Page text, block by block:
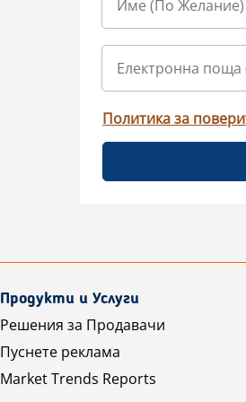
Политика за
Продукти и Услуги
Решения за Продавачи
Пуснете реклама
Market Trends Reports